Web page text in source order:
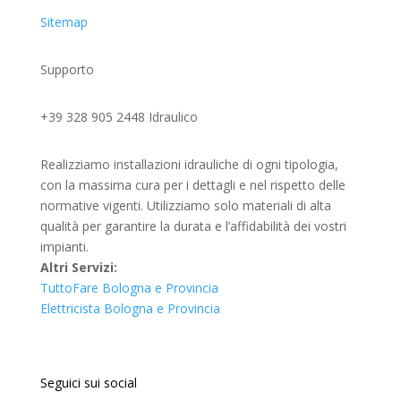
Sitemap
Supporto
+39 328 905 2448 Idraulico
Realizziamo installazioni idrauliche di ogni tipologia,
con la massima cura per i dettagli e nel rispetto delle
normative vigenti. Utilizziamo solo materiali di alta
qualità per garantire la durata e l’affidabilità dei vostri
impianti.
Altri Servizi:
TuttoFare Bologna e Provincia
Elettricista Bologna e Provincia
Seguici sui social